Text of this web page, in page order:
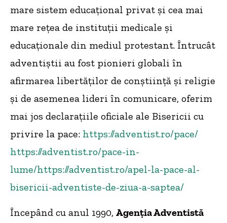
mare sistem educațional privat și cea mai
mare rețea de instituții medicale și
educaționale din mediul protestant. Întrucât
adventiștii au fost pionieri globali în
afirmarea libertăților de conștiință și religie
și de asemenea lideri în comunicare, oferim
mai jos declarațiile oficiale ale Bisericii cu
privire la pace: https://adventist.ro/pace/
https://adventist.ro/pace-in-
lume/https://adventist.ro/apel-la-pace-al-
bisericii-adventiste-de-ziua-a-saptea/
Începând cu anul 1990, Agenţia Adventistă